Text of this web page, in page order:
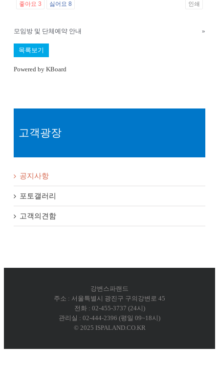
좋아요 3 싫어요 8 인쇄
모임방 및 단체예약 안내 »
목록보기
Powered by KBoard
고객광장
공지사항
포토갤러리
고객의견함
강변스파랜드
주소 : 서울특별시 광진구 구의강변로 45
전화 : 02-455-3737 (24시)
관리실 : 02-444-2396 (평일 09~18시)
© 2025 ISPALAND.CO.KR